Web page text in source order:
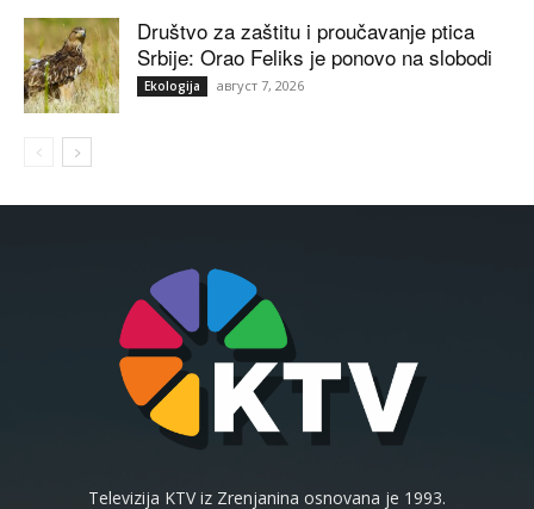
Društvo za zaštitu i proučavanje ptica
Srbije: Orao Feliks je ponovo na slobodi
Ekologija август 7, 2026
Televizija KTV iz Zrenjanina osnovana je 1993.